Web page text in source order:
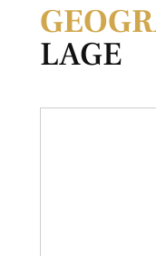
LAGE